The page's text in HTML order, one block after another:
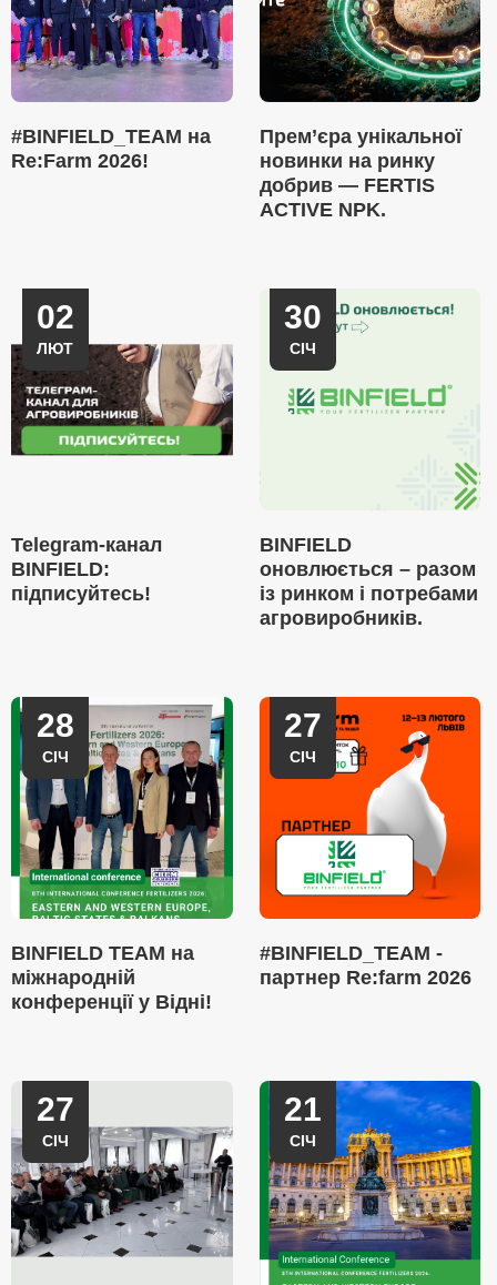
#BINFIELD_TEAM на
Re:Farm 2026!
Прем’єра унікальної
новинки на ринку
добрив — FERTIS
ACTIVE NPK.
02
ЛЮТ
Telegram-канал
BINFIELD:
підписуйтесь!
30
СІЧ
BINFIELD
оновлюється – разом
із ринком і потребами
агровиробників.
28
СІЧ
BINFIELD TEAM на
міжнародній
конференції у Відні!
27
СІЧ
#BINFIELD_TEAM -
партнер Re:farm 2026
27
СІЧ
21
СІЧ